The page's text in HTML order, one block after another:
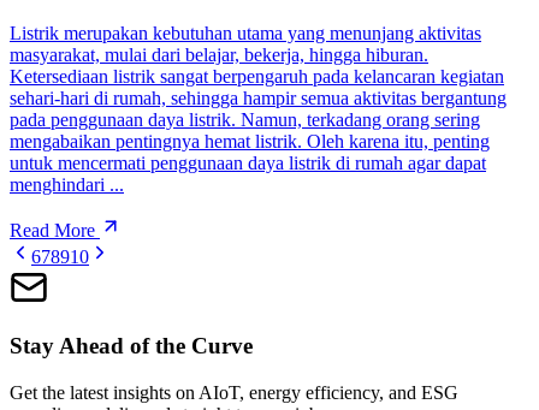
Listrik merupakan kebutuhan utama yang menunjang aktivitas
masyarakat, mulai dari belajar, bekerja, hingga hiburan.
Ketersediaan listrik sangat berpengaruh pada kelancaran kegiatan
sehari-hari di rumah, sehingga hampir semua aktivitas bergantung
pada penggunaan daya listrik. Namun, terkadang orang sering
mengabaikan pentingnya hemat listrik. Oleh karena itu, penting
untuk mencermati penggunaan daya listrik di rumah agar dapat
menghindari ...
Read More
678910
Stay Ahead of the Curve
Get the latest insights on AIoT, energy efficiency, and ESG